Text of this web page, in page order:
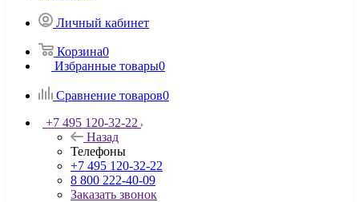
Личный кабинет
Корзина0
Избранные товары0
Сравнение товаров0
+7 495 120-32-22
Назад
Телефоны
+7 495 120-32-22
8 800 222-40-09
Заказать звонок